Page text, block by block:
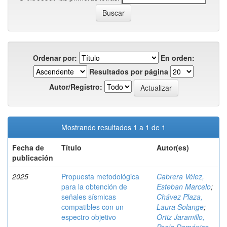
Ordenar por:
En orden:
Resultados por página
Autor/Registro:
Mostrando resultados 1 a 1 de 1
Fecha de
publicación
Título Autor(es)
2025
Propuesta metodológica
para la obtención de
señales sísmicas
compatibles con un
espectro objetivo
Cabrera Vélez,
Esteban Marcelo;
Chávez Plaza,
Laura Solange;
Ortiz Jaramillo,